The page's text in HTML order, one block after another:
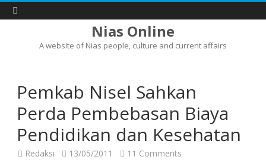
Nias Online
A website of Nias people, culture and current affairs
Pemkab Nisel Sahkan
Perda Pembebasan Biaya
Pendidikan dan Kesehatan
Redaksi 13/05/2011 11 Comments